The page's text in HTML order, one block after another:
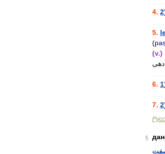
4. 2
5.
(
(v.)
دهی
6. 1
7. 2
5